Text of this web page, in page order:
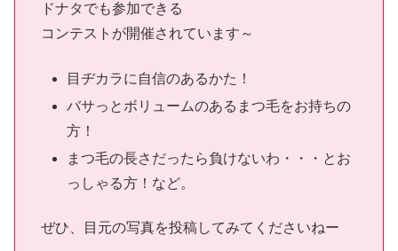
ドナタでも参加できる
コンテストが開催されています～
目ヂカラに自信のあるかた！
バサっとボリュームのあるまつ毛をお持ちの
方！
まつ毛の長さだったら負けないわ・・・とお
っしゃる方！など。
ぜひ、目元の写真を投稿してみてくださいねー